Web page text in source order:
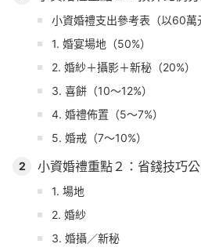
小資婚禮支出參考表（以60萬
1. 婚宴場地（50%）
2. 婚紗＋攝影＋新秘（20%）
3. 喜餅（10～12%）
4. 婚禮佈置（5～7%）
5. 婚戒（7～10%）
2 小資婚禮重點２：省錢技巧
1. 場地
2. 婚紗
3. 婚攝／新秘